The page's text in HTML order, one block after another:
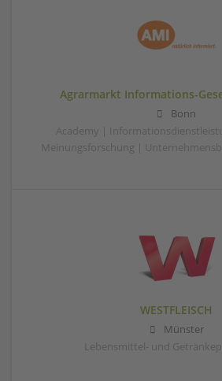
Agrarmarkt Informations-
Bonn
Academy |
Meinungsforschung |
WESTFLEISCH
Münster
Lebensmittel- und